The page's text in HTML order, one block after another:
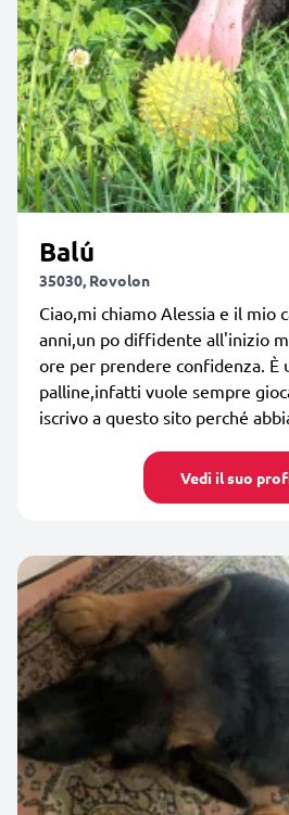
Balú
35030, Rovolon
Ciao,mi chiamo Alessia e il mio
anni,un po diffidente all'inizio
ore per prendere confidenza. È
palline,infatti vuole sempre
iscrivo a questo sito perché
Vedi il suo